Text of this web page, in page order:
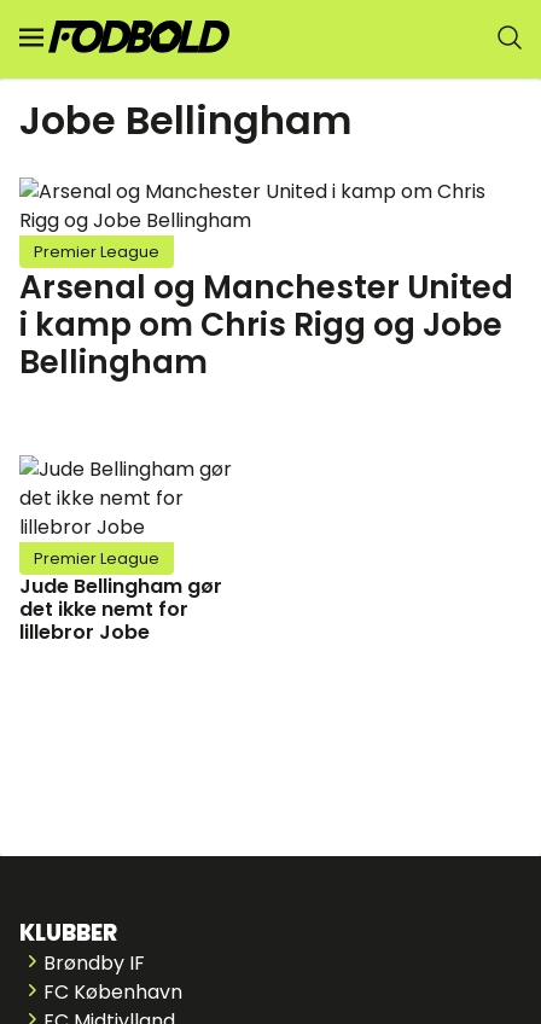
Jobe Bellingham
Premier League
Arsenal og Manchester United
i kamp om Chris Rigg og Jobe
Bellingham
Premier League
Jude Bellingham gør
det ikke nemt for
lillebror Jobe
KLUBBER
Brøndby IF
FC København